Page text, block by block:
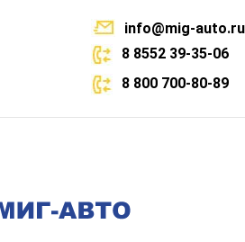
info@mig-auto.ru
8 8552 39-35-06
8 800 700-80-89